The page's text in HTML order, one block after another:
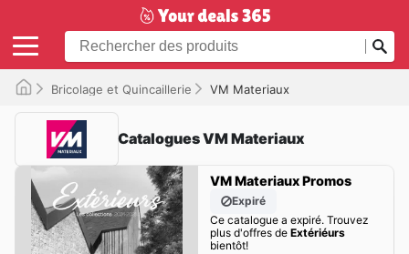
Bricolage et Quincaillerie VM Materiaux
Catalogues VM Materiaux
VM Materiaux Promos
Expiré
Ce catalogue a expiré. Trouvez
plus d'offres de Extériéurs
bientôt!